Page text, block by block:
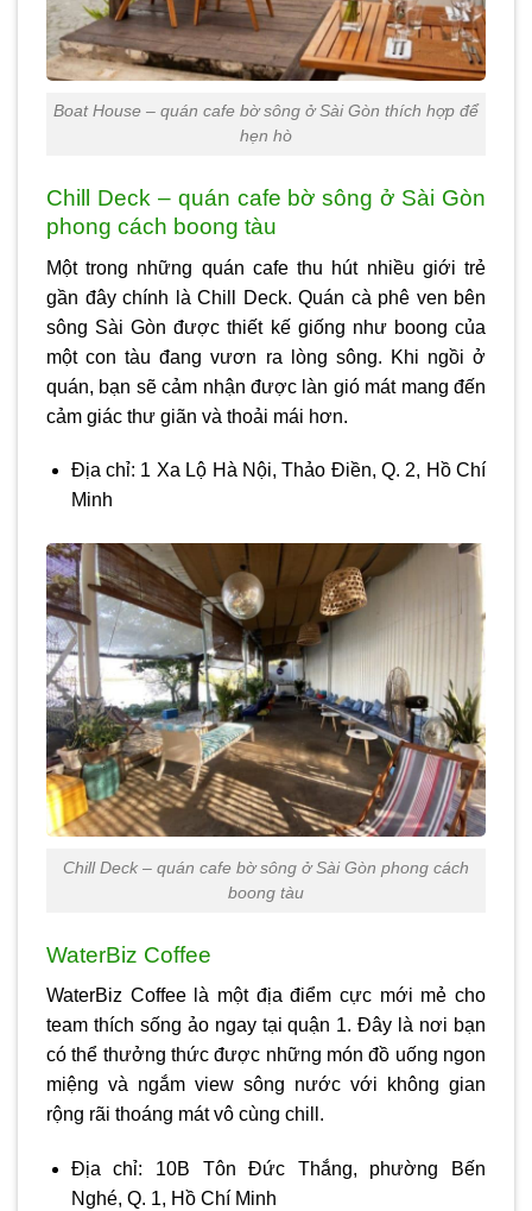
Boat House – quán cafe bờ sông ở Sài Gòn thích hợp để
hẹn hò
Chill Deck – quán cafe bờ sông ở Sài Gòn
phong cách boong tàu
Một trong những quán cafe thu hút nhiều giới trẻ
gần đây chính là Chill Deck. Quán cà phê ven bên
sông Sài Gòn được thiết kế giống như boong của
một con tàu đang vươn ra lòng sông. Khi ngồi ở
quán, bạn sẽ cảm nhận được làn gió mát mang đến
cảm giác thư giãn và thoải mái hơn.
Địa chỉ: 1 Xa Lộ Hà Nội, Thảo Điền, Q. 2, Hồ Chí
Minh
Chill Deck – quán cafe bờ sông ở Sài Gòn phong cách
boong tàu
WaterBiz Coffee
WaterBiz Coffee là một địa điểm cực mới mẻ cho
team thích sống ảo ngay tại quận 1. Đây là nơi bạn
có thể thưởng thức được những món đồ uống ngon
miệng và ngắm view sông nước với không gian
rộng rãi thoáng mát vô cùng chill.
Địa chỉ: 10B Tôn Đức Thắng, phường Bến
Nghé, Q. 1, Hồ Chí Minh